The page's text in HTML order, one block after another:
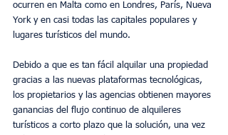
ocurren en Malta como en Londres, París, Nueva
York y en casi todas las capitales populares y
lugares turísticos del mundo.
Debido a que es tan fácil alquilar una propiedad
gracias a las nuevas plataformas tecnológicas,
los propietarios y las agencias obtienen mayores
ganancias del flujo continuo de alquileres
turísticos a corto plazo que la solución, una vez